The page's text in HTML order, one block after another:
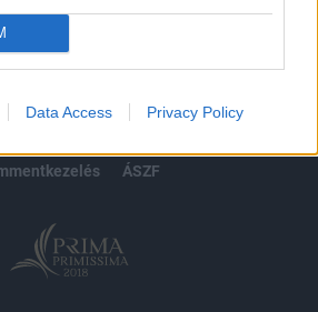
Data Access Privacy Policy
jogi nyilatkozat
ÁSZF